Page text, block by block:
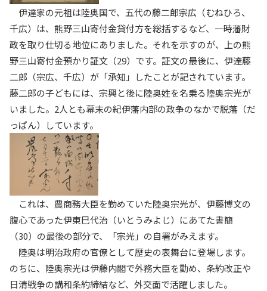
伊達家の元祖は陸奥国で、五代の藤二郎宗広（むねひろ、
千広）は、熊野三山寄付金貸付方を総括するなど、一時藩財
政を取り仕切る地位にありました。それを示すのが、上の熊
野三山寄付金預かり証文（29）です。証文の最後に、伊達藤
二郎（宗広、千広）が「承知」したことが記されています。
藤二郎の子どもには、宗興と後に陸奥姓を名乗る陸奥宗光が
いました。2人とも幕末の紀伊藩内部の政争のなかで脱藩（だ
っぱん）しています。
これは、農商務大臣を勤めていた陸奥宗光が、伊藤博文の
腹心であった伊東巳代治（いとうみよじ）にあてた書簡
（30）の最後の部分で、「宗光」の自署がみえます。
陸奥は明治政府の官僚として歴史の表舞台に登場します。
のちに、陸奥宗光は伊藤内閣で外務大臣を勤め、条約改正や
日清戦争の講和条約締結など、外交面で活躍しました。